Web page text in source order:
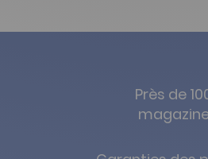
Près de